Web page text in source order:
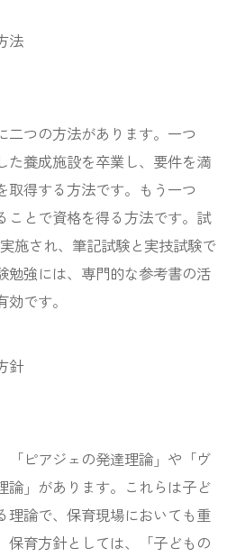
法
二つの方法があります。一つ
た養成施設を卒業し、要件を満
取得する方法です。もう一つ
ことで資格を得る方法です。試
施され、筆記試験と実技試験で
勉強には、専門的な参考書の活
です。
針
「ピアジェの発達理論」や「ヴ
論」があります。これらは子ど
理論で、保育現場においても重
保育方針としては、「子どもの